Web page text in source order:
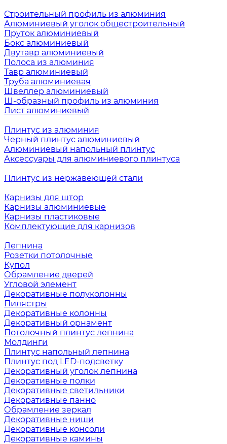
Строительный профиль из алюминия
Алюминиевый уголок общестроительный
Пруток алюминиевый
Бокс алюминиевый
Двутавр алюминиевый
Полоса из алюминия
Тавр алюминиевый
Труба алюминиевая
Швеллер алюминиевый
Ш-образный профиль из алюминия
Лист алюминиевый
Плинтус из алюминия
Черный плинтус алюминиевый
Алюминиевый напольный плинтус
Аксессуары для алюминиевого плинтуса
Плинтус из нержавеющей стали
Карнизы для штор
Карнизы алюминиевые
Карнизы пластиковые
Комплектующие для карнизов
Лепнина
Розетки потолочные
Купол
Обрамление дверей
Угловой элемент
Декоративные полуколонны
Пилястры
Декоративные колонны
Декоративный орнамент
Потолочный плинтус лепнина
Молдинги
Плинтус напольный лепнина
Плинтус под LED-подсветку
Декоративный уголок лепнина
Декоративные полки
Декоративные светильники
Декоративные панно
Обрамление зеркал
Декоративные ниши
Декоративные консоли
Декоративные камины